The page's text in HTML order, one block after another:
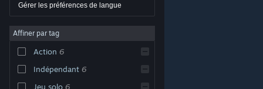
© Valve Corporation. Tous droits réservés. Toutes les
titulaires aux États-Unis et dans d'autres pays.
Accessibilité
| Accord de souscription Steam
Remboursements|Cookies
Gérer les préférences de langue
Affiner par tag
Action 6
Indépendant 6
Jeu solo 6